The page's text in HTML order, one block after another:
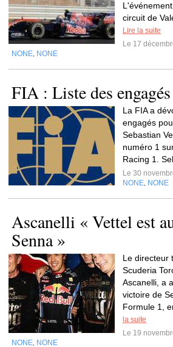
circuit de
Lire la suite
Le 17
NONE NONE
FIA : Liste des
La FIA a
engagés
Sebastian
numéro 1
Racing 1.
Le 30
NONE NONE
Ascanelli « Vettel est
Senna »
Le directeur
Scuderia
Ascanelli, a
victoire de
Formule 1,
la suite
Le 19
NONE NONE